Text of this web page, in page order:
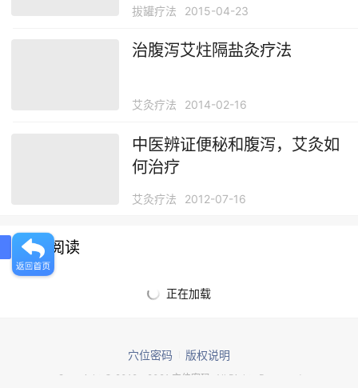
拔罐疗法 2015-04-23
治腹泻艾炷隔盐灸疗法
艾灸疗法 2014-02-16
中医辨证便秘和腹泻，艾灸如
何治疗
艾灸疗法 2012-07-16
推荐阅读
正在加载
穴位密码 版权说明
Copyright © 2012 - 2021 穴位密码. All Rights Reserved